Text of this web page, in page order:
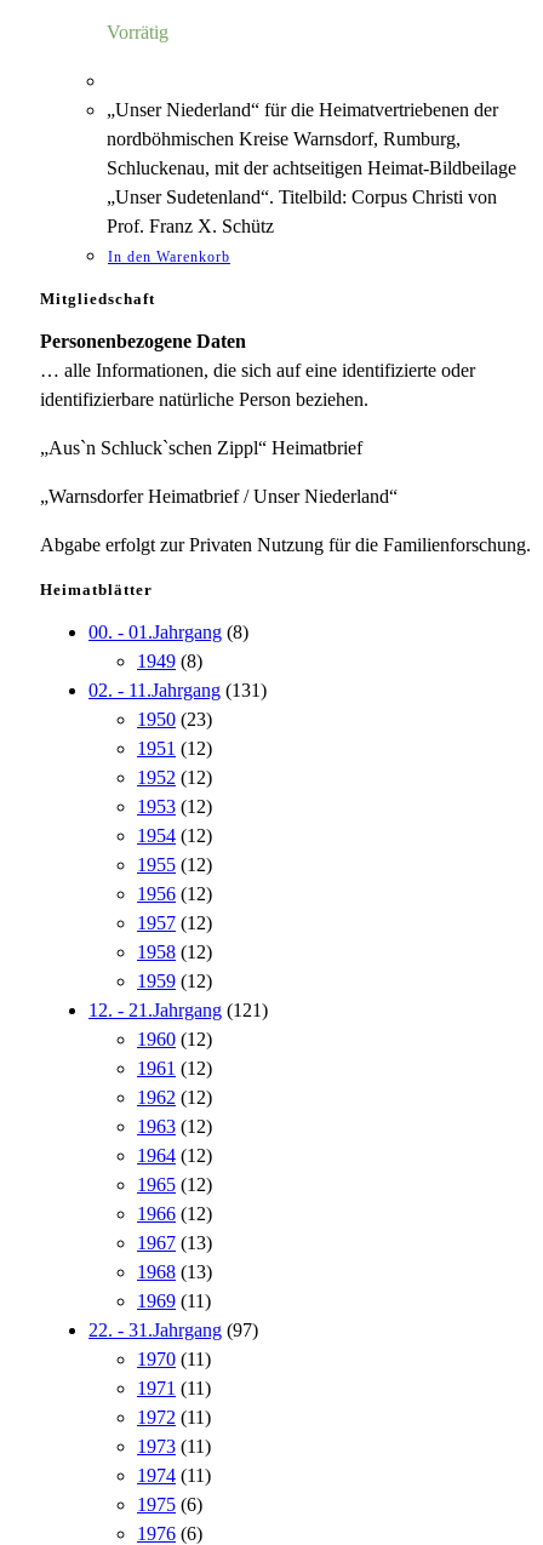
Vorrätig
„Unser Niederland“ für die Heimatvertriebenen der
nordböhmischen Kreise Warnsdorf, Rumburg,
Schluckenau, mit der achtseitigen Heimat-Bildbeilage
„Unser Sudetenland“. Titelbild: Corpus Christi von
Prof. Franz X. Schütz
In den Warenkorb
Mitgliedschaft
Personenbezogene Daten
… alle Informationen, die sich auf eine identifizierte oder
identifizierbare natürliche Person beziehen.
„Aus`n Schluck`schen Zippl“ Heimatbrief
„Warnsdorfer Heimatbrief / Unser Niederland“
Abgabe erfolgt zur Privaten Nutzung für die Familienforschung.
Heimatblätter
00. - 01.Jahrgang (8)
1949 (8)
02. - 11.Jahrgang (131)
1950 (23)
1951 (12)
1952 (12)
1953 (12)
1954 (12)
1955 (12)
1956 (12)
1957 (12)
1958 (12)
1959 (12)
12. - 21.Jahrgang (121)
1960 (12)
1961 (12)
1962 (12)
1963 (12)
1964 (12)
1965 (12)
1966 (12)
1967 (13)
1968 (13)
1969 (11)
22. - 31.Jahrgang (97)
1970 (11)
1971 (11)
1972 (11)
1973 (11)
1974 (11)
1975 (6)
1976 (6)